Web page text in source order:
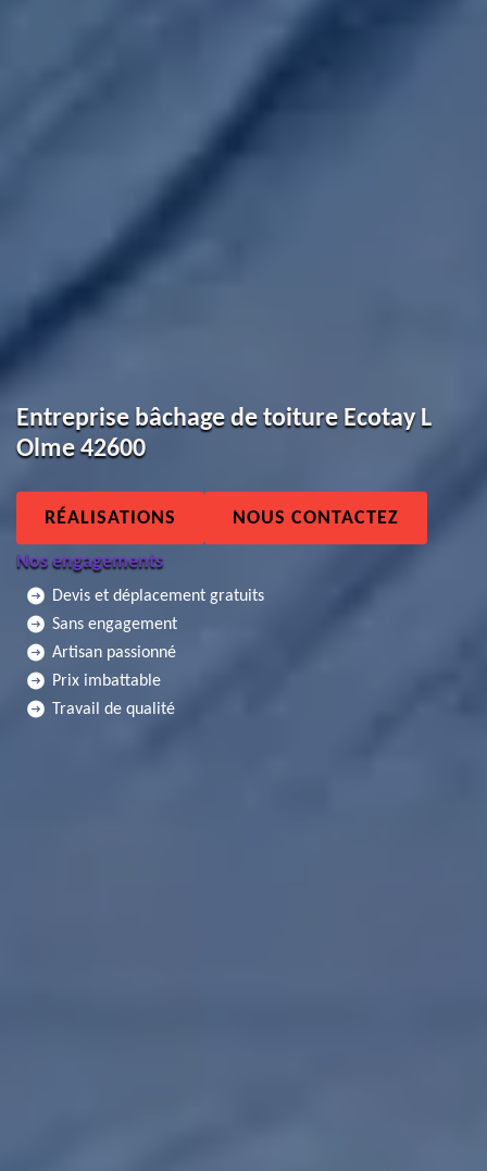
Entreprise bâchage de toiture Ecotay L
Olme 42600
RÉALISATIONS NOUS CONTACTEZ
Nos engagements
Devis et déplacement gratuits
Sans engagement
Artisan passionné
Prix imbattable
Travail de qualité